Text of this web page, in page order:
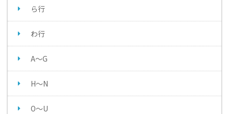
ら行
わ行
A～G
H～N
O～U